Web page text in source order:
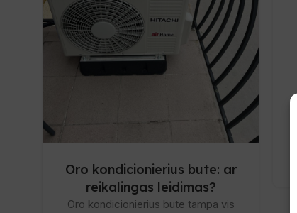
Oro kondicionierius bute: ar
reikalingas leidimas?
Oro kondicionierius bute tampa vis